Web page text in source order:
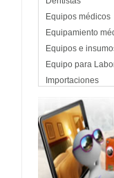
Equipos médicos
Equipamiento
Equipos e
Equipo para
Importaciones
Instrumental e
Médicos
Médicos
Estética Integral
Estética Corporal